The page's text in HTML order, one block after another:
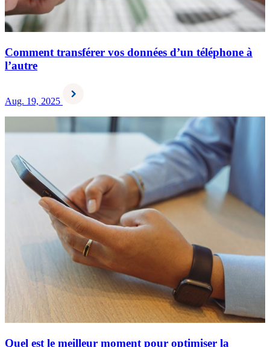
Comment transférer vos données d’un téléphone à
l’autre
Aug. 19, 2025
Quel est le meilleur moment pour optimiser la